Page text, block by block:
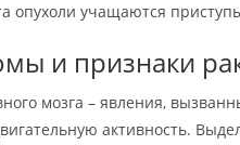
опухоли учащаются
и признаки
мозга – явления,
активность.